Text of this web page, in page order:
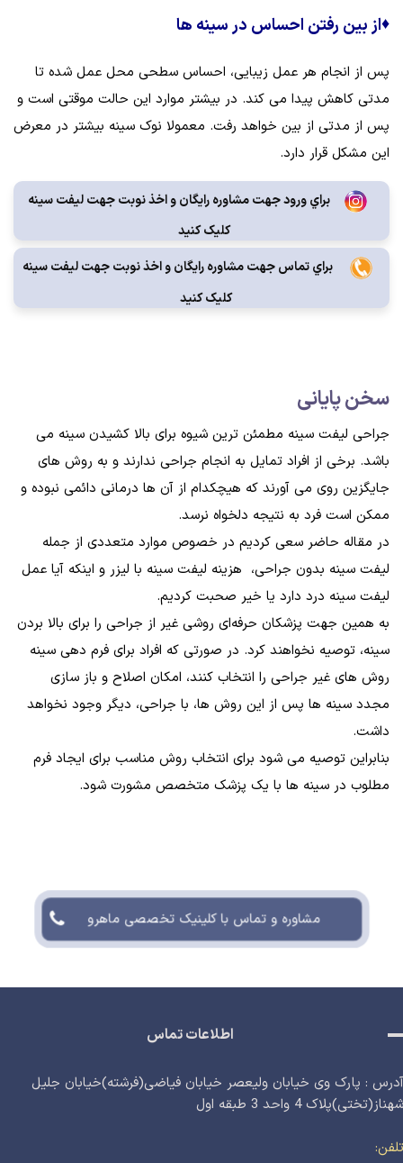
♦از بین رفتن احساس در سینه ها
پس از انجام هر عمل زیبایی، احساس سطحی محل عمل شده تا
مدتی کاهش پیدا می کند. در بیشتر موارد این حالت موقتی است و
پس از مدتی از بین خواهد رفت. معمولا نوک سینه بیشتر در معرض
این مشکل قرار دارد.
براي ورود جهت مشاوره رايگان و اخذ نوبت جهت لیفت سینه
کليک کنيد
براي تماس جهت مشاوره رايگان و اخذ نوبت جهت لیفت سینه
کليک کنيد
سخن پايانی
جراحی لیفت سینه مطمئن‌ ترین شیوه برای بالا کشیدن سینه می
باشد. برخی از افراد تمایل به انجام جراحی ندارند و به روش‌ های
جایگزین روی می‌ آورند که هیچکدام از آن‌ ها درمانی دائمی نبوده و
ممکن است فرد به نتیجه دلخواه نرسد.
در مقاله حاضر سعی کردیم در خصوص موارد متعددی از جمله
لیفت سینه بدون جراحی، هزینه لیفت سینه با لیزر و اینکه آیا عمل
لیفت سینه درد دارد یا خیر صحبت کردیم.
به همین جهت پزشکان حرفه‌ای روشی غیر از جراحی را برای بالا بردن
سینه، توصیه نخواهند کرد. در صورتی که افراد برای فرم دهی سینه
روش های غیر جراحی را انتخاب کنند، امکان اصلاح و باز سازی
مجدد سینه ها پس از این روش ها، با جراحی، دیگر وجود نخواهد
داشت.
بنابراین توصیه می شود برای انتخاب روش مناسب برای ایجاد فرم
مطلوب در سینه‌ ها با یک پزشک متخصص مشورت شود.
مشاوره و تماس با کلینیک تخصصی ماهرو
اطلاعات تماس
آدرس : پارک وی خیابان ولیعصر خیابان فیاضی(فرشته)خیابان جلیل
شهناز(تختی)پلاک 4 واحد 3 طبقه اول
تلفن